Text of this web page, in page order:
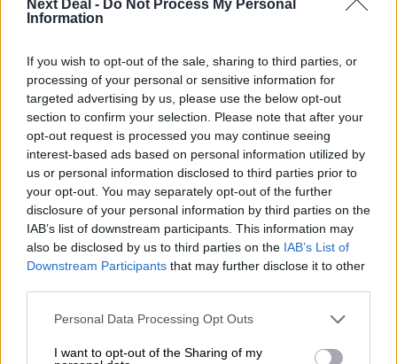
Next Deal - Do Not Process My Personal
Information
If you wish to opt-out of the sale, sharing to third parties, or
processing of your personal or sensitive information for
targeted advertising by us, please use the below opt-out
section to confirm your selection. Please note that after your
opt-out request is processed you may continue seeing
interest-based ads based on personal information utilized by
us or personal information disclosed to third parties prior to
your opt-out. You may separately opt-out of the further
disclosure of your personal information by third parties on the
IAB’s list of downstream participants. This information may
also be disclosed by us to third parties on the IAB’s List of
Downstream Participants that may further disclose it to other
Personal Data Processing Opt Outs
I want to opt-out of the Sharing of my
Current page
Ροή ειδήσεων Δημοφιλή
07.08.2026 - 14:38
Θεόδωρος Τέγος (ΓΝΑ ΕΥΑΓΓΕΛΙΣΜΟΣ): Νέο παράθυρο
ελπίδας για τους ογκολογικούς ασθενείς μέσω κλινικών
δοκιμών
Χρήστος Γεωργόπουλος – «ΕΡΡΙΚΟΣ ΝΤΥΝΑΝ»/ΚΕΝΤΡΟ
ΑΝΑΠΛΑΣΗ
07.08.2026 - 12:25
Bäte συνδέει τα αποτελέσματα με το κλείσιμο του